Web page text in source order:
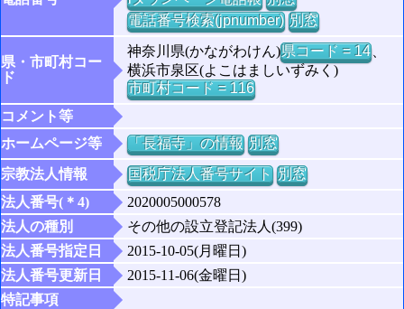
電話番号検索(jpnumber) 別窓
県・市町村コー
ド
神奈川県(かながわけん)県コード = 14、
横浜市泉区(よこはましいずみく)
市町村コード = 116
コメント等
ホームページ等
「長福寺」の情報 別窓
宗教法人情報
国税庁法人番号サイト 別窓
法人番号(＊4)
2020005000578
法人の種別
その他の設立登記法人(399)
法人番号指定日
2015-10-05(月曜日)
法人番号更新日
2015-11-06(金曜日)
特記事項